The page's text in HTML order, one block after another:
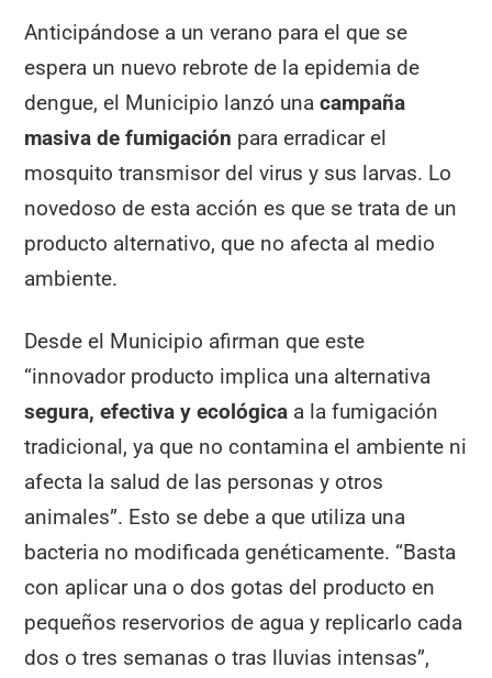
Anticipándose a un verano para el que se
espera un nuevo rebrote de la epidemia de
dengue, el Municipio lanzó unacampaña
masiva de fumigación para erradicar el
mosquito transmisor del virus y sus larvas. Lo
novedoso de esta acción es que se trata de un
producto alternativo, que no afecta al medio
ambiente.
Desde el Municipio afirman que este
“innovador producto implica una alternativa
segura, efectiva y ecológica a la fumigación
tradicional, ya que no contamina el ambiente ni
afecta la salud de las personas y otros
animales”. Esto se debe a que utiliza una
bacteria no modificada genéticamente. “Basta
con aplicar una o dos gotas del producto en
pequeños reservorios de agua y replicarlo cada
dos o tres semanas o tras lluvias intensas”,